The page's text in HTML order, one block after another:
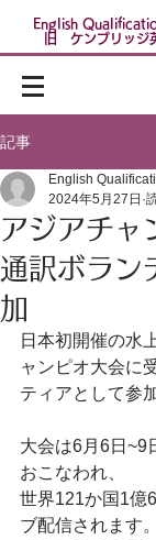
English
旧 ケンブリッジ
記事
アジアチャ
通訳ボラン
加
English
2024年5月27日
日本初開催の水
ャンピオ大会に
ティアとして参
大会は6月6日~9
おこなわれ、
世界121か国1億
ブ配信されます。